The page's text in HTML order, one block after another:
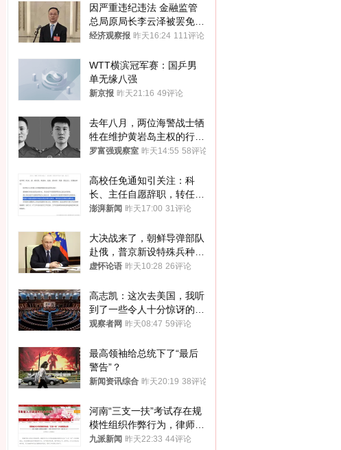
因严重违纪违法 金融监管
总局原局长李云泽被罢免全
国人大代表
经济观察报 昨天16:24 111评论
WTT横滨冠军赛：国乒男
单无缘八强
新京报 昨天21:16 49评论
去年八月，两位海警战士牺
牲在维护黄岩岛主权的行动
中
罗富强观察室 昨天14:55 58评论
高校任免通知引关注：科
长、主任自愿辞职，转任思
政辅导员
澎湃新闻 昨天17:00 31评论
大决战来了，朝鲜导弹部队
赴俄，普京新设特殊兵种，
76岁老将扛旗
虚怀论语 昨天10:28 26评论
高志凯：这次去美国，我听
到了一些令人十分惊讶的消
息
观察者网 昨天08:47 59评论
最高领袖给总统下了“最后
警告”？
新闻资讯综合 昨天20:19 38评论
河南“三支一扶”考试存在规
模性组织作弊行为，律师：
涉嫌非法获取国家秘密罪等
九派新闻 昨天22:33 44评论